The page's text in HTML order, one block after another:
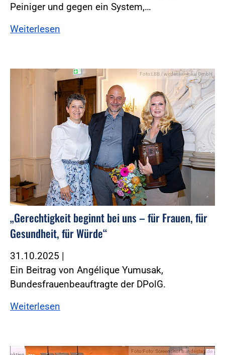
Peiniger und gegen ein System,…
Weiterlesen
Foto:LBB / wirdenkenlokal GmbH
„Gerechtigkeit beginnt bei uns – für Frauen, für
Gesundheit, für Würde“
31.10.2025 |
Ein Beitrag von Angélique Yumusak,
Bundesfrauenbeauftragte der DPolG.
Weiterlesen
Foto:Foto: Screenshot bundestag.de